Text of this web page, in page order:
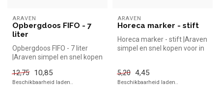
ARAVEN
Opbergdoos FIFO - 7
liter
Opbergdoos FIFO - 7 liter
|Araven simpel en snel kopen
12,75
10,85
Beschikbaarheid laden..
ARAVEN
Horeca marker - stift
Horeca marker - stift |Araven
simpel en snel kopen voor in
5,20 4,45
Beschikbaarheid laden..